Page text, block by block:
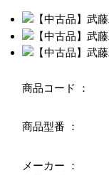
商品コード ：
商品型番 ：
メーカー ：